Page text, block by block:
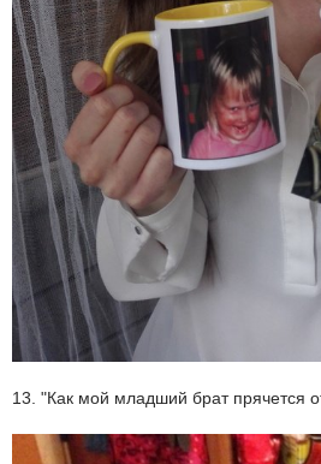
13. "Как мой младший брат прячется